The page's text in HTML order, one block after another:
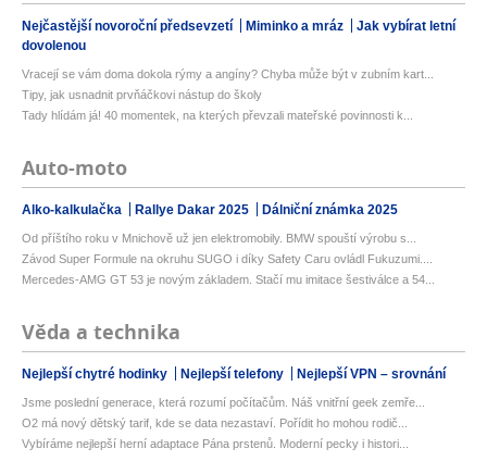
Nejčastější novoroční předsevzetí Miminko a mráz
Jak vybírat letní
dovolenou
Vracejí se vám doma dokola rýmy a angíny? Chyba může být v zubním kart...
Tipy, jak usnadnit prvňáčkovi nástup do školy
Tady hlídám já! 40 momentek, na kterých převzali mateřské povinnosti k...
Auto-moto
Alko-kalkulačka Rallye Dakar 2025 Dálniční známka 2025
Od příštího roku v Mnichově už jen elektromobily. BMW spouští výrobu s...
Závod Super Formule na okruhu SUGO i díky Safety Caru ovládl Fukuzumi....
Mercedes-AMG GT 53 je novým základem. Stačí mu imitace šestiválce a 54...
Věda a technika
Nejlepší chytré hodinky Nejlepší telefony Nejlepší VPN – srovnání
Jsme poslední generace, která rozumí počítačům. Náš vnitřní geek zemře...
O2 má nový dětský tarif, kde se data nezastaví. Pořídit ho mohou rodič...
Vybíráme nejlepší herní adaptace Pána prstenů. Moderní pecky i histori...